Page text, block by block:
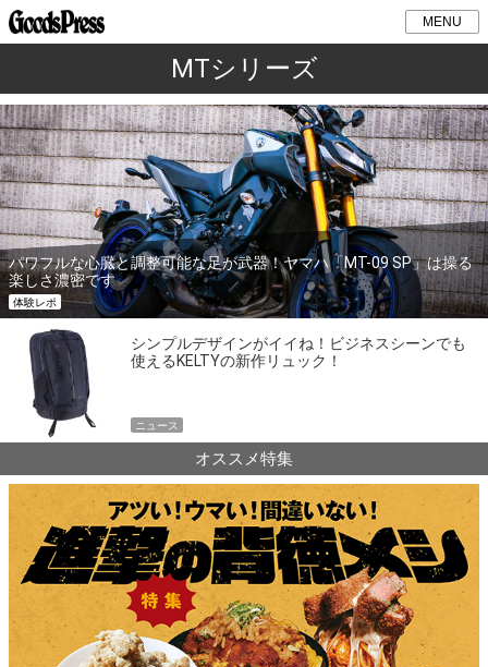
MENU
MTシリーズ
パワフルな心臓と調整可能な足が武器！ヤマハ「MT-09 SP」は操る
楽しさ濃密です
体験レポ
シンプルデザインがイイね！ビジネスシーンでも
使えるKELTYの新作リュック！
ニュース
オススメ特集